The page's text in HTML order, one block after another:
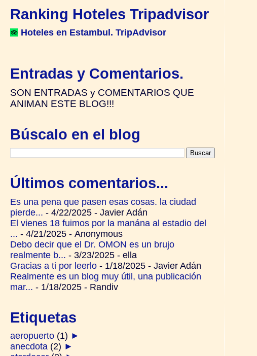
Ranking Hoteles Tripadvisor
Hoteles en Estambul. TripAdvisor
Entradas y Comentarios.
SON ENTRADAS y COMENTARIOS QUE
ANIMAN ESTE BLOG!!!
Búscalo en el blog
Últimos comentarios...
Es una pena que pasen esas cosas. la ciudad
pierde... - 4/22/2025 - Javier Adán
El vienes 18 fuimos por la manána al estadio del
... - 4/21/2025 - Anonymous
Debo decir que el Dr. OMON es un brujo
realmente b... - 3/23/2025 - ella
Gracias a ti por leerlo - 1/18/2025 - Javier Adán
Realmente es un blog muy útil, una publicación
mar... - 1/18/2025 - Randiv
Etiquetas
aeropuerto (1) ►
anecdota (2) ►